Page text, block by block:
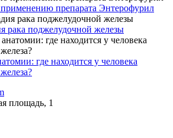
препарата Энтерофурил
рака поджелудочной железы
где находится у человека
площадь, 1